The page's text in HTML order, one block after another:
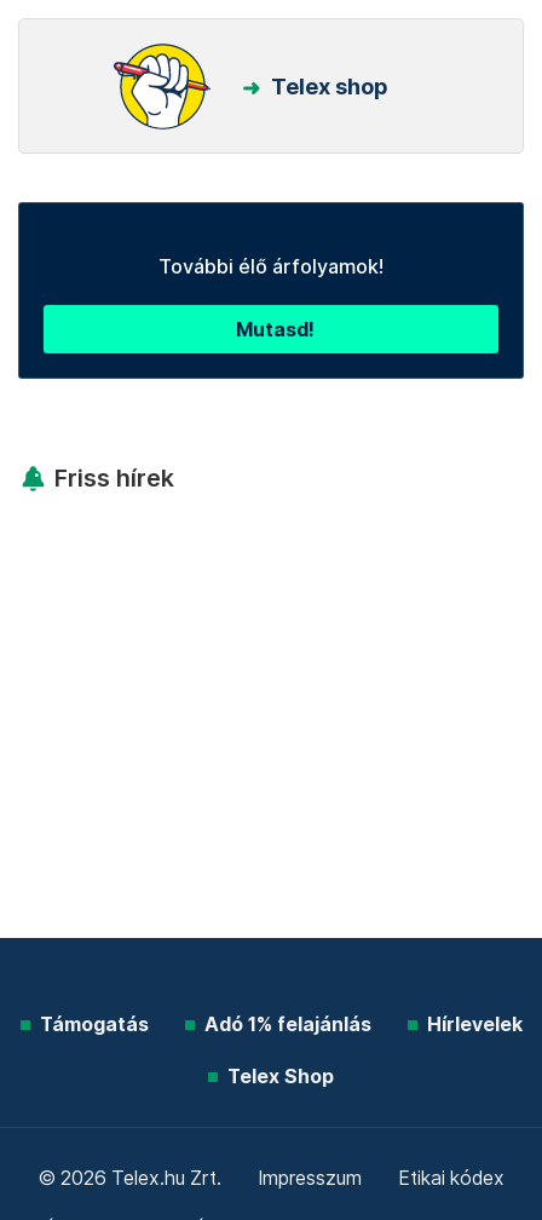
Telex shop
További élő árfolyamok!
Mutasd!
Friss hírek
Támogatás Adó 1% felajánlás Hírlevelek
Telex Shop
© 2026 Telex.hu Zrt. Impresszum Etikai kódex